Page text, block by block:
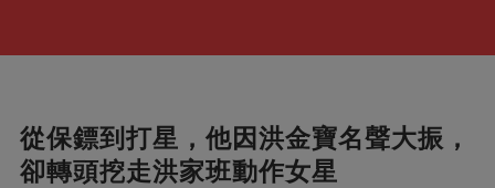
從保鏢到打星，他因洪金寶名聲大振，
卻轉頭挖走洪家班動作女星